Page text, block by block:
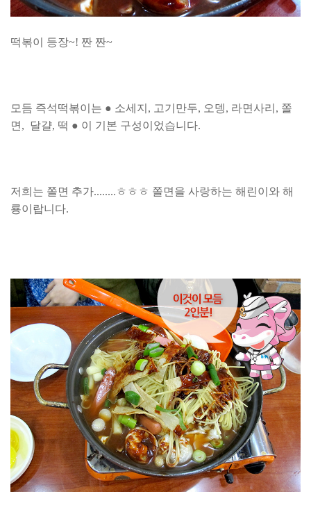
떡볶이 등장~! 짠 짠~
모듬 즉석떡볶이는 ● 소세지, 고기만두, 오뎅, 라면사리, 쫄
면, 달걀, 떡 ● 이 기본 구성이었습니다.
저희는 쫄면 추가........ㅎㅎㅎ 쫄면을 사랑하는 해린이와 해
룡이랍니다.